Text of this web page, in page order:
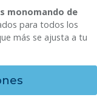
monomando de
para todos los
más se ajusta a tu